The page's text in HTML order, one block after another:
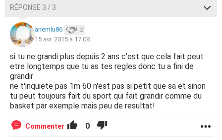
RÉPONSE 3 / 3
anemlu86 2
15 avr. 2015 à 17:08
si tu ne grandi plus depuis 2 ans c'est que cela fait peut
etre longtemps que tu as tes regles donc tu a fini de
grandir
ne t'inquiete pas 1m 60 n'est pas si petit que sa et sinon
tu peut toujours fait du sport qui fait grandir comme du
basket par exemple mais peu de resultat!
Commenter 0